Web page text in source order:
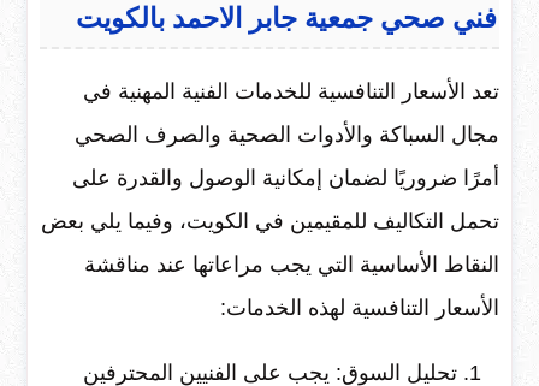
فني صحي جمعية جابر الاحمد بالكويت
تعد الأسعار التنافسية للخدمات الفنية المهنية في
مجال السباكة والأدوات الصحية والصرف الصحي
أمرًا ضروريًا لضمان إمكانية الوصول والقدرة على
تحمل التكاليف للمقيمين في الكويت، وفيما يلي بعض
النقاط الأساسية التي يجب مراعاتها عند مناقشة
الأسعار التنافسية لهذه الخدمات:
تحليل السوق: يجب على الفنيين المحترفين